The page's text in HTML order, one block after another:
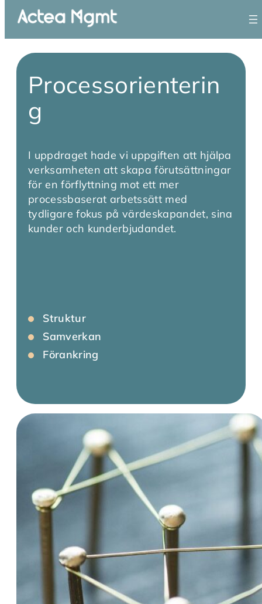
Processorienterin
g
I uppdraget hade vi uppgiften att hjälpa
verksamheten att skapa förutsättningar
för en förflyttning mot ett mer
processbaserat arbetssätt med
tydligare fokus på värdeskapandet, sina
kunder och kunderbjudandet.
Struktur
Samverkan
Förankring